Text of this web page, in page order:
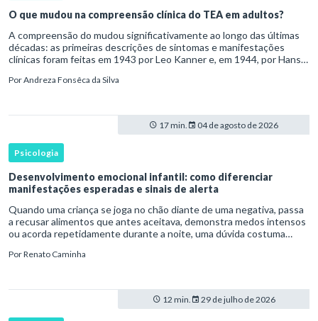
O que mudou na compreensão clínica do TEA em adultos?
A compreensão do mudou significativamente ao longo das últimas
décadas: as primeiras descrições de sintomas e manifestações
clínicas foram feitas em 1943 por Leo Kanner e, em 1944, por Hans
PorAndreza Fonsêca da Silva
17 min. 04 de agosto de 2026
Psicologia
Desenvolvimento emocional infantil: como diferenciar
manifestações esperadas e sinais de alerta
Quando uma criança se joga no chão diante de uma negativa, passa
a recusar alimentos que antes aceitava, demonstra medos intensos
ou acorda repetidamente durante a noite, uma dúvida costuma
PorRenato Caminha
12 min. 29 de julho de 2026